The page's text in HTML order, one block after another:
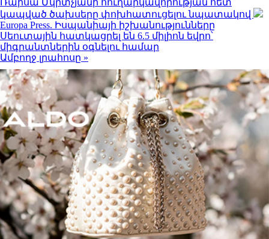
կապված ծախսերը փոխհատուցելու նպատակով
Europa Press. Իսպանիայի իշխանությունները
Սեուտային հատկացրել են 6.5 միլիոն եվրո՝
միգրանտներին օգնելու համար
Ամբողջ լրահոսը »